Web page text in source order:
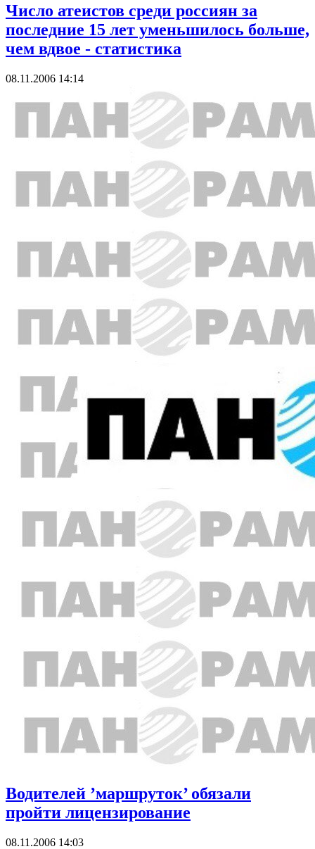
Число атеистов среди россиян за
последние 15 лет уменьшилось больше,
чем вдвое - статистика
08.11.2006 14:14
Водителей ’маршруток’ обязали
пройти лицензирование
08.11.2006 14:03